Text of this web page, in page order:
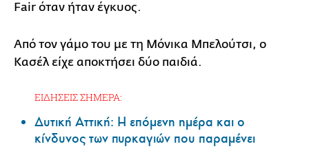
Fair όταν ήταν έγκυος.
Από τον γάμο του με τη Μόνικα Μπελούτσι, ο
Κασέλ είχε αποκτήσει δύο παιδιά.
ΕΙΔΗΣΕΙΣ ΣΗΜΕΡΑ:
Δυτική Αττική: Η επόμενη ημέρα και ο
κίνδυνος των πυρκαγιών που παραμένει